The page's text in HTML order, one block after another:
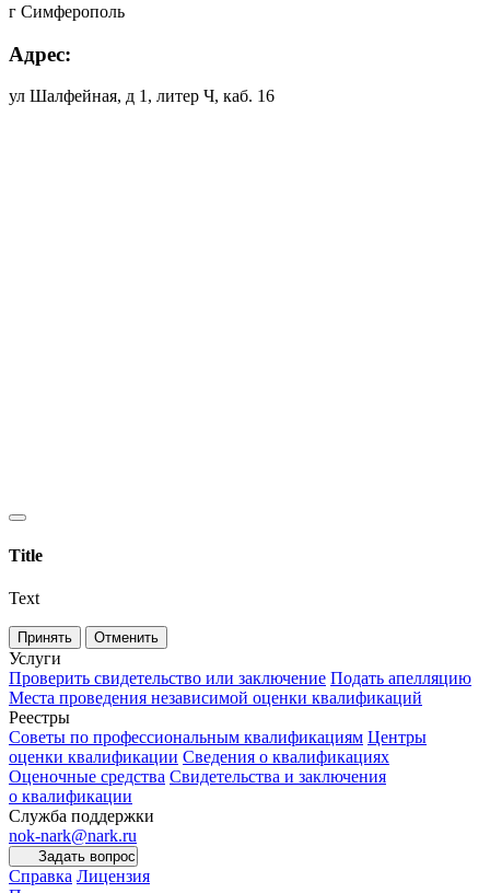
г Симферополь
Адрес:
ул Шалфейная, д 1, литер Ч, каб. 16
Title
Text
Принять Отменить
Услуги
Проверить свидетельство или заключение Подать апелляцию
Места проведения независимой оценки квалификаций
Реестры
Советы по профессиональным квалификациям Центры
оценки квалификации Сведения о квалификациях
Оценочные средства Свидетельства и заключения
о квалификации
Служба поддержки
nok-nark@nark.ru
Задать вопрос
Справка Лицензия